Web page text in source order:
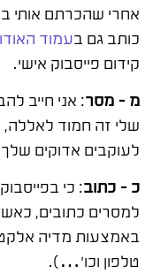
אחרי שהכרתם אותי
כותב גם בעמוד
קידום פייסבוק אישי.
מ – מסר: אני חייב
שלי זה חמוד
לעוקבים אדוקים
כ – כתוב: כי
למסרים כתובים,
באמצעות מדיה
טלפון וכו'…).